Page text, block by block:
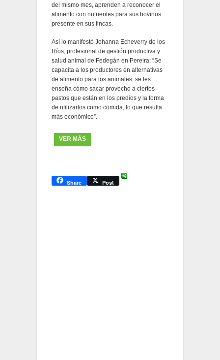
del mismo mes, aprenden a reconocer el
alimento con nutrientes para sus bovinos
presente en sus fincas.
Así lo manifestó Johanna Echeverry de los
Ríos, profesional de gestión productiva y
salud animal de Fedegán en Pereira: “Se
capacita a los productores en alternativas
de alimento para los animales, se les
enseña cómo sacar provecho a ciertos
pastos que están en los predios y la forma
de utilizarlos como comida, lo que resulta
más económico”.
VER MÁS
Share Post